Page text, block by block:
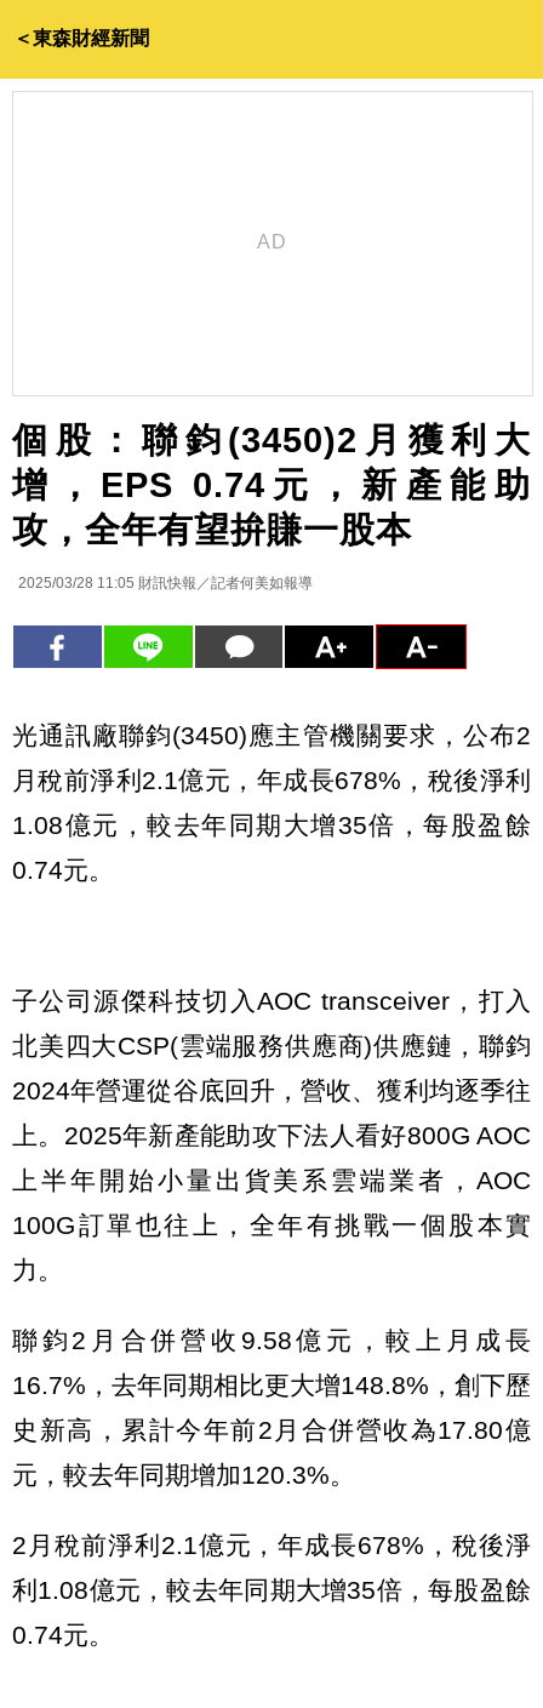
＜東森財經新聞
個股：聯鈞(3450)2月獲利大
增，EPS 0.74元，新產能助
攻，全年有望拚賺一股本
2025/03/28 11:05 財訊快報／記者何美如報導
光通訊廠聯鈞(3450)應主管機關要求，公布2
月稅前淨利2.1億元，年成長678%，稅後淨利
1.08億元，較去年同期大增35倍，每股盈餘
0.74元。
子公司源傑科技切入AOC transceiver，打入
北美四大CSP(雲端服務供應商)供應鏈，聯鈞
2024年營運從谷底回升，營收、獲利均逐季往
上。2025年新產能助攻下法人看好800G AOC
上半年開始小量出貨美系雲端業者，AOC
100G訂單也往上，全年有挑戰一個股本實
力。
聯鈞2月合併營收9.58億元，較上月成長
16.7%，去年同期相比更大增148.8%，創下歷
史新高，累計今年前2月合併營收為17.80億
元，較去年同期增加120.3%。
2月稅前淨利2.1億元，年成長678%，稅後淨
利1.08億元，較去年同期大增35倍，每股盈餘
0.74元。